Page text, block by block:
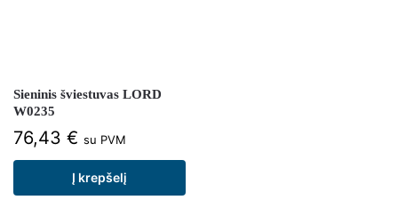
Sieninis šviestuvas LORD
W0235
76,43 € su PVM
Į krepšelį